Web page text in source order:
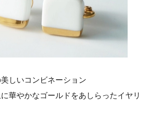
しいコンビネーション
華やかなゴールドをあしらったイヤリ